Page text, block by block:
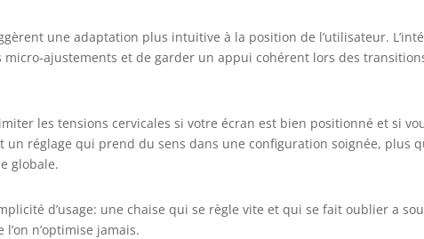
une adaptation plus intuitive à la position de l’utilisateur.
ajustements et de garder un appui cohérent lors des
les tensions cervicales si votre écran est bien positionné et si
un réglage qui prend du sens dans une configuration soignée, plus
globale.
d’usage: une chaise qui se règle vite et qui se fait oublier a
n’optimise jamais.